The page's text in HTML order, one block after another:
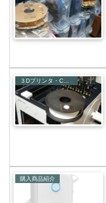
購入商品紹介